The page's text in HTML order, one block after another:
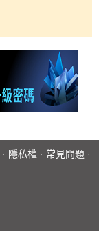
· 隱私權 · 常見問題 ·